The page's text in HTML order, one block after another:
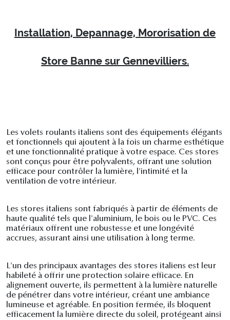
Installation, Depannage, Mororisation de
Store Banne sur Gennevilliers.
Les volets roulants italiens sont des équipements élégants
et fonctionnels qui ajoutent à la fois un charme esthétique
et une fonctionnalité pratique à votre espace. Ces stores
sont conçus pour être polyvalents, offrant une solution
efficace pour contrôler la lumière, l'intimité et la
ventilation de votre intérieur.
Les stores italiens sont fabriqués à partir de éléments de
haute qualité tels que l'aluminium, le bois ou le PVC. Ces
matériaux offrent une robustesse et une longévité
accrues, assurant ainsi une utilisation à long terme.
L'un des principaux avantages des stores italiens est leur
habileté à offrir une protection solaire efficace. En
alignement ouverte, ils permettent à la lumière naturelle
de pénétrer dans votre intérieur, créant une ambiance
lumineuse et agréable. En position fermée, ils bloquent
efficacement la lumière directe du soleil, protégeant ainsi